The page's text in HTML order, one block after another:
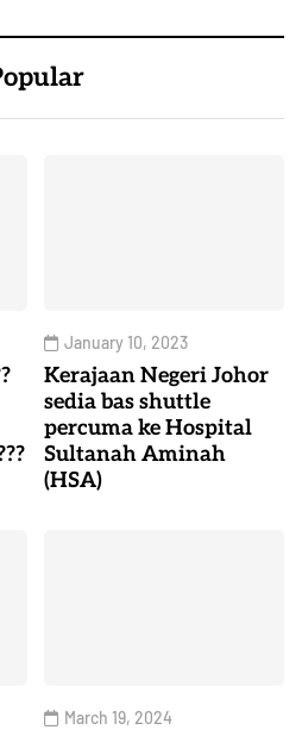
January 10, 2023
Kerajaan Negeri Johor
sedia bas shuttle
percuma ke Hospital
Sultanah Aminah
(HSA)
March 19, 2024